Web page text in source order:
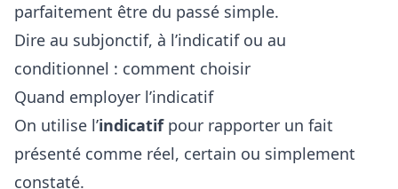
parfaitement être du passé simple.
Dire au subjonctif, à l’indicatif ou au
conditionnel : comment choisir
Quand employer l’indicatif
On utilise l’indicatifpour rapporter un fait
présenté comme réel, certain ou simplement
constaté.